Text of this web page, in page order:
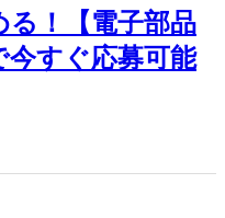
る！【電子部品
今すぐ応募可能